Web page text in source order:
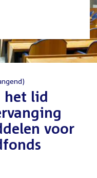
het lid
voor